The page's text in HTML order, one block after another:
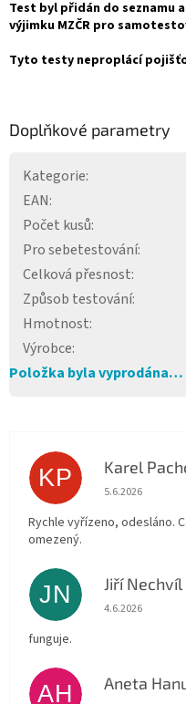
Test byl přidán do
výjimku MZČR pro
Tyto testy neproplácí
Doplňkové parametry
Kategorie:
EAN:
Počet kusů:
Pro sebetestování:
Celková přesnost:
Způsob testování:
Hmotnost:
Výrobce:
Položka byla vyprodána…
KP Karel
Hodnocení
5.6.2026
Rychle vyřízeno, odesláno.
omezený.
JN Jiří Nechvíl
Hodnocení
4.6.2026
funguje.
AH Aneta